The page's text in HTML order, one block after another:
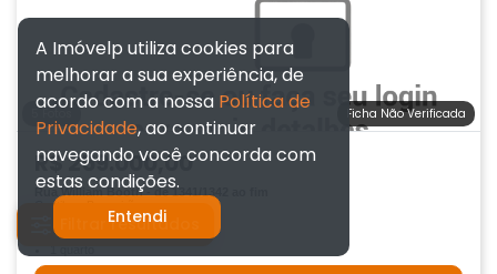
Ficha Não Verificada
R$ 259.000,00
Rua William Booth - de 1341/1342 ao fim
Curitiba - Boqueirão
1 banheiro
Filtrar resultados
A Imóvelp utiliza cookies para
melhorar a sua experiência, de
acordo com a nossa Política de
Privacidade, ao continuar
navegando você concorda com
estas condições.
Entendi